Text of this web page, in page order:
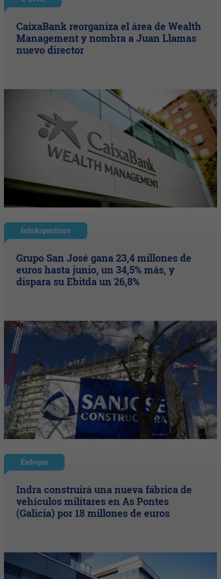
CaixaBank reorganiza el área de Wealth
Management y nombra a Juan Llamas
nuevo director
InfoArgentinos
Grupo San José gana 23,4 millones de
euros hasta junio, un 34,5% más, y
dispara su Ebitda un 26,8%
Enfoque
Indra construirá una nueva fábrica de
vehículos militares en As Pontes
(Galicia) por 18 millones de euros